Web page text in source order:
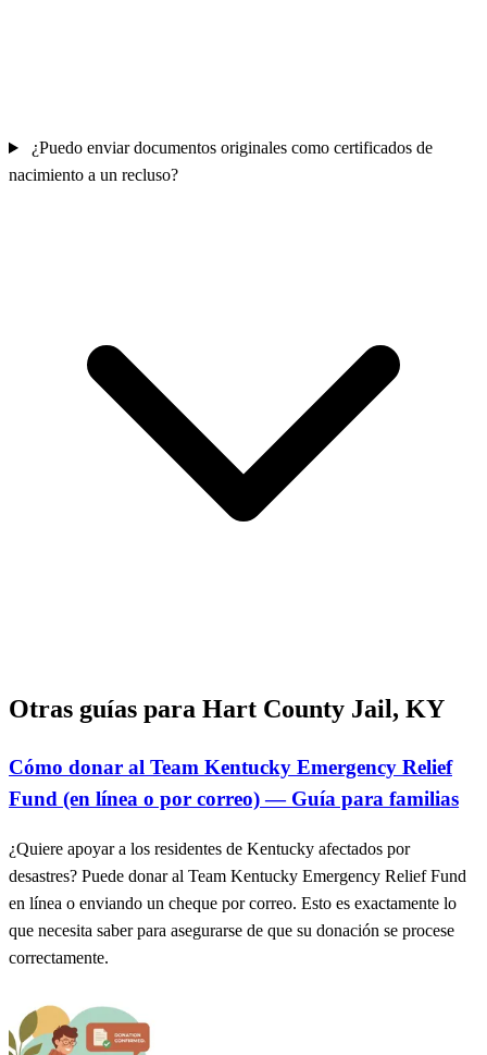
¿Puedo enviar documentos originales como certificados de
nacimiento a un recluso?
Otras guías para Hart County Jail, KY
Cómo donar al Team Kentucky Emergency Relief
Fund (en línea o por correo) — Guía para familias
¿Quiere apoyar a los residentes de Kentucky afectados por
desastres? Puede donar al Team Kentucky Emergency Relief Fund
en línea o enviando un cheque por correo. Esto es exactamente lo
que necesita saber para asegurarse de que su donación se procese
correctamente.